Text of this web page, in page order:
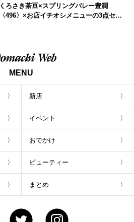
くろさき茶豆×スプリングバレー豊潤
〈496〉×お店イチオシメニューの3点セッ
MENU
新店
イベント
おでかけ
ビューティー
まとめ